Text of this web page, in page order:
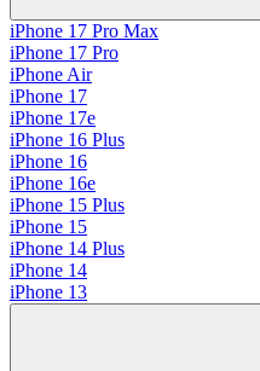
iPhone 17 Pro Max
iPhone 17 Pro
iPhone Air
iPhone 17
iPhone 17e
iPhone 16 Plus
iPhone 16
iPhone 16e
iPhone 15 Plus
iPhone 15
iPhone 14 Plus
iPhone 14
iPhone 13